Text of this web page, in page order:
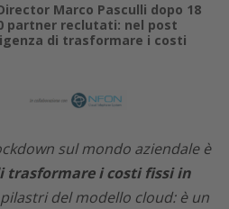
Marco Pasculli dopo 18
partner reclutati: nel post
di trasformare i costi
sul mondo aziendale è
trasformare i costi fissi in
del modello cloud: è un